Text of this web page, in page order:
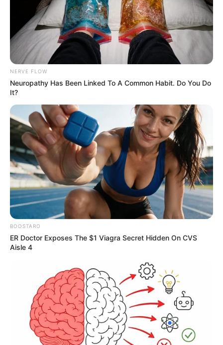
NERVE FLOW
Neuropathy Has Been Linked To A Common Habit. Do You Do
It?
BOOSTARO
ER Doctor Exposes The $1 Viagra Secret Hidden On CVS
Aisle 4